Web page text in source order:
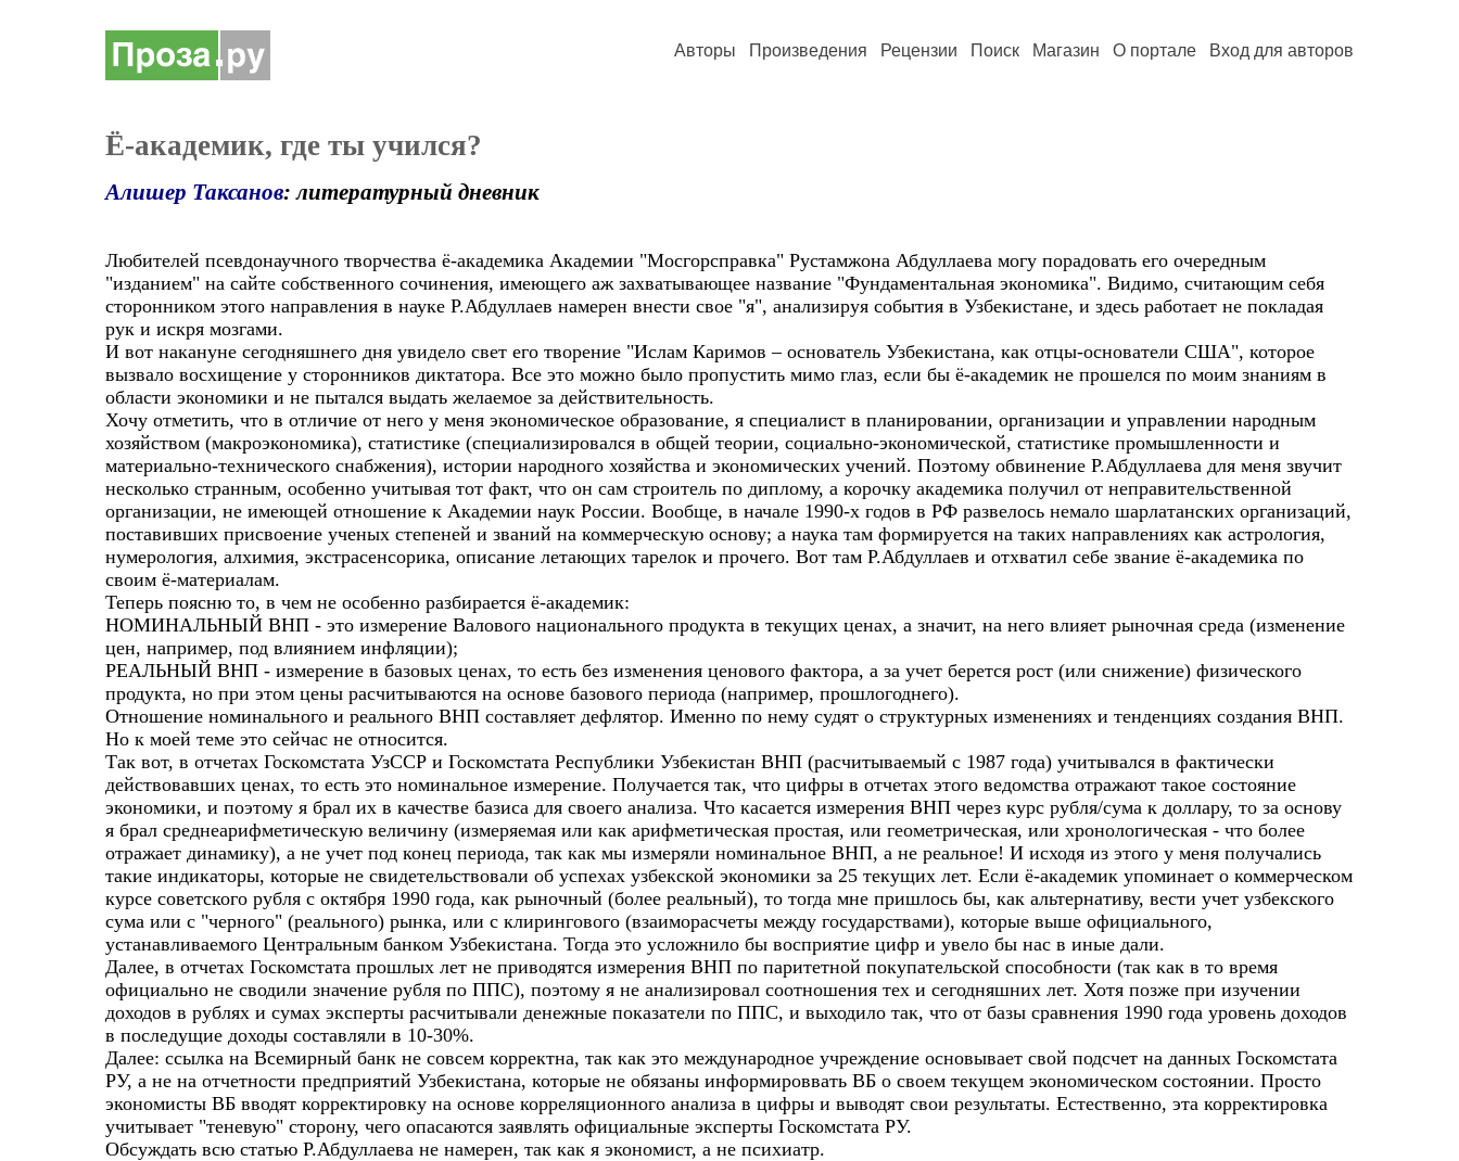
Авторы Произведения Рецензии Поиск Магазин О портале Вход для авторов
Ё-академик, где ты учился?
Алишер Таксанов: литературный дневник
Любителей псевдонаучного творчества ё-академика Академии "Мосгорсправка" Рустамжона Абдуллаева могу порадовать его очередным
"изданием" на сайте собственного сочинения, имеющего аж захватывающее название "Фундаментальная экономика". Видимо, считающим себя
сторонником этого направления в науке Р.Абдуллаев намерен внести свое "я", анализируя события в Узбекистане, и здесь работает не покладая
рук и искря мозгами.
И вот накануне сегодняшнего дня увидело свет его творение "Ислам Каримов – основатель Узбекистана, как отцы-основатели США", которое
вызвало восхищение у сторонников диктатора. Все это можно было пропустить мимо глаз, если бы ё-академик не прошелся по моим знаниям в
области экономики и не пытался выдать желаемое за действительность.
Хочу отметить, что в отличие от него у меня экономическое образование, я специалист в планировании, организации и управлении народным
хозяйством (макроэкономика), статистике (специализировался в общей теории, социально-экономической, статистике промышленности и
материально-технического снабжения), истории народного хозяйства и экономических учений. Поэтому обвинение Р.Абдуллаева для меня звучит
несколько странным, особенно учитывая тот факт, что он сам строитель по диплому, а корочку академика получил от неправительственной
организации, не имеющей отношение к Академии наук России. Вообще, в начале 1990-х годов в РФ развелось немало шарлатанских организаций,
поставивших присвоение ученых степеней и званий на коммерческую основу; а наука там формируется на таких направлениях как астрология,
нумерология, алхимия, экстрасенсорика, описание летающих тарелок и прочего. Вот там Р.Абдуллаев и отхватил себе звание ё-академика по
своим ё-материалам.
Теперь поясню то, в чем не особенно разбирается ё-академик:
НОМИНАЛЬНЫЙ ВНП - это измерение Валового национального продукта в текущих ценах, а значит, на него влияет рыночная среда (изменение
цен, например, под влиянием инфляции);
РЕАЛЬНЫЙ ВНП - измерение в базовых ценах, то есть без изменения ценового фактора, а за учет берется рост (или снижение) физического
продукта, но при этом цены расчитываются на основе базового периода (например, прошлогоднего).
Отношение номинального и реального ВНП составляет дефлятор. Именно по нему судят о структурных изменениях и тенденциях создания ВНП.
Но к моей теме это сейчас не относится.
Так вот, в отчетах Госкомстата УзССР и Госкомстата Республики Узбекистан ВНП (расчитываемый с 1987 года) учитывался в фактически
действовавших ценах, то есть это номинальное измерение. Получается так, что цифры в отчетах этого ведомства отражают такое состояние
экономики, и поэтому я брал их в качестве базиса для своего анализа. Что касается измерения ВНП через курс рубля/сума к доллару, то за основу
я брал среднеарифметическую величину (измеряемая или как арифметическая простая, или геометрическая, или хронологическая - что более
отражает динамику), а не учет под конец периода, так как мы измеряли номинальное ВНП, а не реальное! И исходя из этого у меня получались
такие индикаторы, которые не свидетельствовали об успехах узбекской экономики за 25 текущих лет. Если ё-академик упоминает о коммерческом
курсе советского рубля с октября 1990 года, как рыночный (более реальный), то тогда мне пришлось бы, как альтернативу, вести учет узбекского
сума или с "черного" (реального) рынка, или с клирингового (взаиморасчеты между государствами), которые выше официального,
устанавливаемого Центральным банком Узбекистана. Тогда это усложнило бы восприятие цифр и увело бы нас в иные дали.
Далее, в отчетах Госкомстата прошлых лет не приводятся измерения ВНП по паритетной покупательской способности (так как в то время
официально не сводили значение рубля по ППС), поэтому я не анализировал соотношения тех и сегодняшних лет. Хотя позже при изучении
доходов в рублях и сумах эксперты расчитывали денежные показатели по ППС, и выходило так, что от базы сравнения 1990 года уровень доходов
в последущие доходы составляли в 10-30%.
Далее: ссылка на Всемирный банк не совсем корректна, так как это международное учреждение основывает свой подсчет на данных Госкомстата
РУ, а не на отчетности предприятий Узбекистана, которые не обязаны информироввать ВБ о своем текущем экономическом состоянии. Просто
экономисты ВБ вводят корректировку на основе корреляционного анализа в цифры и выводят свои результаты. Естественно, эта корректировка
учитывает "теневую" сторону, чего опасаются заявлять официальные эксперты Госкомстата РУ.
Обсуждать всю статью Р.Абдуллаева не намерен, так как я экономист, а не психиатр.